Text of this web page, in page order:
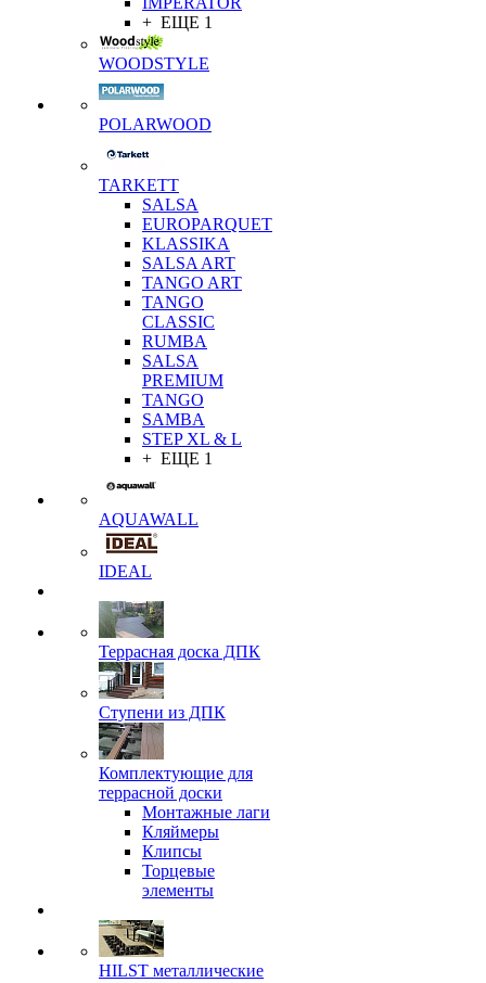
+ ЕЩЕ 1
WOODSTYLE
POLARWOOD
TARKETT
SALSA
EUROPARQUET
KLASSIKA
SALSA ART
TANGO ART
TANGO
CLASSIC
RUMBA
SALSA
PREMIUM
TANGO
SAMBA
STEP XL & L
+ ЕЩЕ 1
AQUAWALL
IDEAL
Террасная доска ДПК
Ступени из ДПК
Комплектующие для
террасной доски
Монтажные лаги
Кляймеры
Клипсы
Торцевые
элементы
HILST металлические